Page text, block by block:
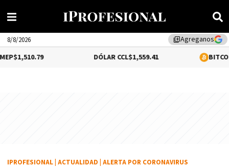
library_addAgreganos
8/8/2026
DÓLAR CCL$1,559.41 BITCOIN0.12%
IPROFESIONAL ACTUALIDAD ALERTA POR CORONAVIRUS